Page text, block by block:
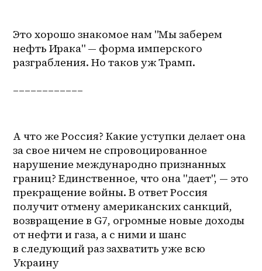
Это хорошо знакомое нам "Мы заберем
нефть Ирака" — форма имперского
разграбления. Но таков уж Трамп.
____________
А что же Россия? Какие уступки делает она
за свое ничем не спровоцированное
нарушение международно признанных
границ? Единственное, что она "дает", — это
прекращение войны. В ответ Россия
получит отмену американских санкций,
возвращение в G7, огромные новые доходы
от нефти и газа, а с ними и шанс
в следующий раз захватить уже всю
Украину